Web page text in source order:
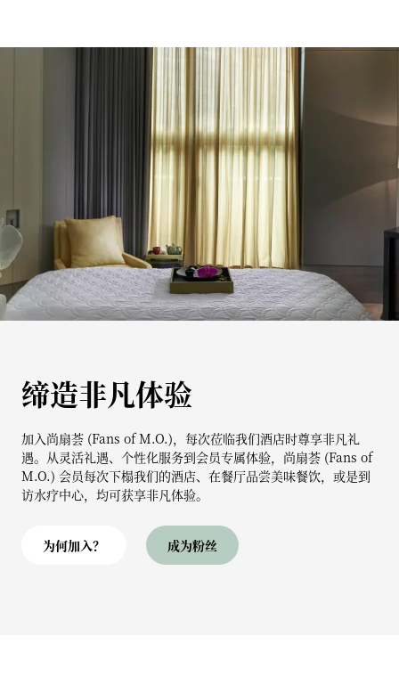
缔造非凡体验
加入尚扇荟 (Fans of M.O.)，每次莅临我们酒店时尊享非凡礼
遇。从灵活礼遇、个性化服务到会员专属体验，尚扇荟 (Fans of
M.O.) 会员每次下榻我们的酒店、在餐厅品尝美味餐饮，或是到
访水疗中心，均可获享非凡体验。
为何加入？ 成为粉丝